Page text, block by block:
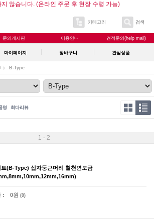
않습니다. (온라인 주문 후 현장 수령 가능)
카테고리 검색
문의게시판 이용안내 견적문의(help mail)
마이페이지 장바구니 관심상품
B-Type
명 최다리뷰
1 - 2
트(B-Type) 십자둥근머리 철천연도금
: 0원 (0)